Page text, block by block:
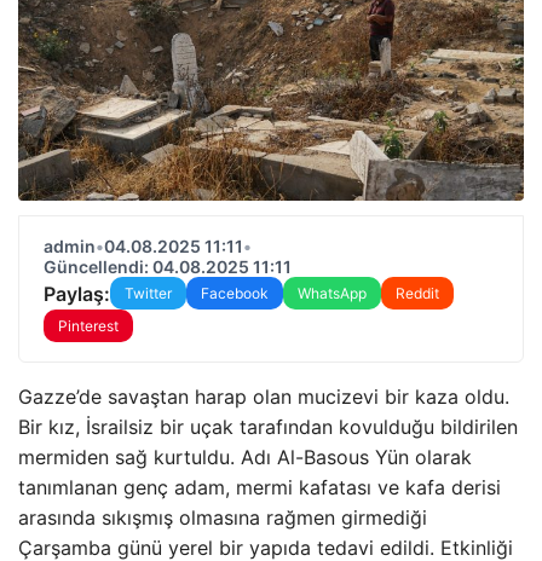
admin•04.08.2025 11:11•
Güncellendi: 04.08.2025 11:11
Paylaş: Twitter Facebook WhatsApp
Reddit
Pinterest
Gazze’de savaştan harap olan mucizevi bir kaza oldu.
Bir kız, İsrailsiz bir uçak tarafından kovulduğu bildirilen
mermiden sağ kurtuldu. Adı Al-Basous Yün olarak
tanımlanan genç adam, mermi kafatası ve kafa derisi
arasında sıkışmış olmasına rağmen girmediği
Çarşamba günü yerel bir yapıda tedavi edildi. Etkinliği